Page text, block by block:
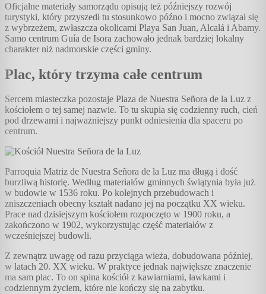
Oficjalne materiały samorządu opisują też późniejszy rozwój
turystyki, który przyszedł tu stosunkowo późno i mocno związał się
z wybrzeżem, zwłaszcza okolicami Playa San Juan, Alcalá i Abamy.
Samo centrum Guía de Isora zachowało jednak bardziej lokalny
charakter niż nadmorskie części gminy.
Plac, który trzyma całe centrum
Sercem miasteczka pozostaje Plaza de Nuestra Señora de la Luz z
kościołem o tej samej nazwie. To tu skupia się codzienny ruch, cień
pod drzewami i najważniejszy punkt odniesienia dla spaceru po
centrum.
Parroquia Matriz de Nuestra Señora de la Luz ma długą i dość
burzliwą historię. Według materiałów gminnych świątynia była już
w budowie w 1536 roku. Po kolejnych przebudowach i
zniszczeniach obecny kształt nadano jej na początku XX wieku.
Prace nad dzisiejszym kościołem rozpoczęto w 1900 roku, a
zakończono w 1902, wykorzystując część materiałów z
wcześniejszej budowli.
Z zewnątrz uwagę od razu przyciąga wieża, dobudowana później,
w latach 20. XX wieku. W praktyce jednak największe znaczenie
ma sam plac. To on spina kościół z kawiarniami, ławkami i
codziennym życiem, które nie kończy się na zabytku.